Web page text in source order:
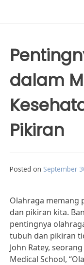
dalam
Pikiran
Posted on September
Olahraga memang
dan pikiran kita.
pentingnya
tubuh dan pikiran
John Ratey,
Medical School,